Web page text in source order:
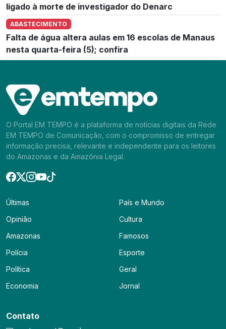
ligado à morte de investigador do Denarc
ABASTECIMENTO
Falta de água altera aulas em 16 escolas de Manaus
nesta quarta-feira (5); confira
O Portal EM TEMPO é a plataforma de notícias digitais da Rede
EM TEMPO de Comunicação, com o compromisso de entregar
informação precisa, relevante e independente para os leitores
do Amazonas e da Amazônia Legal.
Últimas
Opinião
Amazonas
Polícia
Política
Economia
País e Mundo
Cultura
Famosos
Esporte
Geral
Jornal
Contato